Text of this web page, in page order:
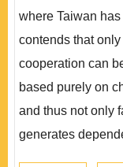
where Taiwan
contends that
cooperation can
based purely on
and thus not only
generates